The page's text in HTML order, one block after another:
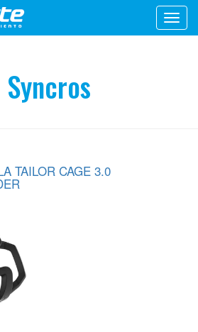
Syncros
TAILOR CAGE 3.0